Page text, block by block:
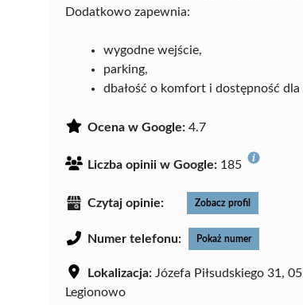
Dodatkowo zapewnia:
wygodne wejście,
parking,
dbałość o komfort i dostępność
Ocena w Google: 4.7
Liczba opinii w Google: 185
Czytaj opinie: Zobacz profil
Numer telefonu: Pokaż numer
Lokalizacja: Józefa Piłsudskiego 31,
Legionowo